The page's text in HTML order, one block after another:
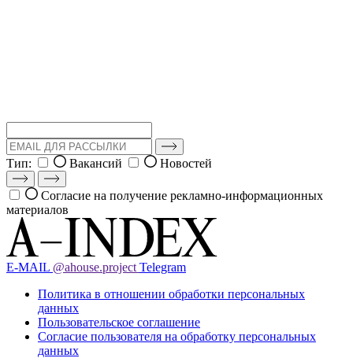
Тип: Вакансий Новостей
Согласие на получение рекламно-информационных
материалов
E-MAIL @ahouse.project Telegram
Политика в отношении обработки персональных
данных
Пользовательское соглашение
Согласие пользователя на обработку персональных
данных